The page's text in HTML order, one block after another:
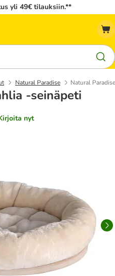
yli 49€ tilauksiin.**
Natural Paradise Natural
-seinäpeti
nyt